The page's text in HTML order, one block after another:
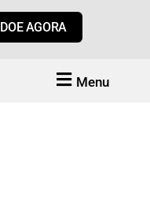
DOE AGORA
Menu